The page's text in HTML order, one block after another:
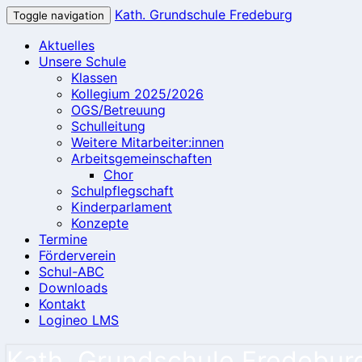
Toggle navigation
Kath. Grundschule Fredeburg
Aktuelles
Unsere Schule
Klassen
Kollegium 2025/2026
OGS/Betreuung
Schulleitung
Weitere Mitarbeiter:innen
Arbeitsgemeinschaften
Chor
Schulpflegschaft
Kinderparlament
Konzepte
Termine
Förderverein
Schul-ABC
Downloads
Kontakt
Logineo LMS